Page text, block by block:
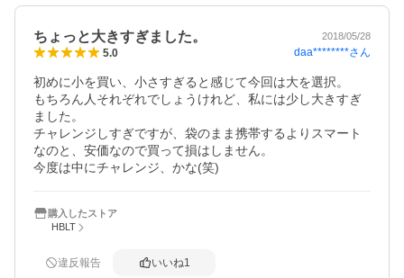
ちょっと大きすぎました。 2018/05/28
5.0 daa********さん
初めに小を買い、小さすぎると感じて今回は大を選択。
もちろん人それぞれでしょうけれど、私には少し大きすぎ
ました。
チャレンジしすぎですが、袋のまま携帯するよりスマート
なのと、安価なので買って損はしません。
今度は中にチャレンジ、かな(笑)
購入したストア
HBLT
違反報告 いいね1